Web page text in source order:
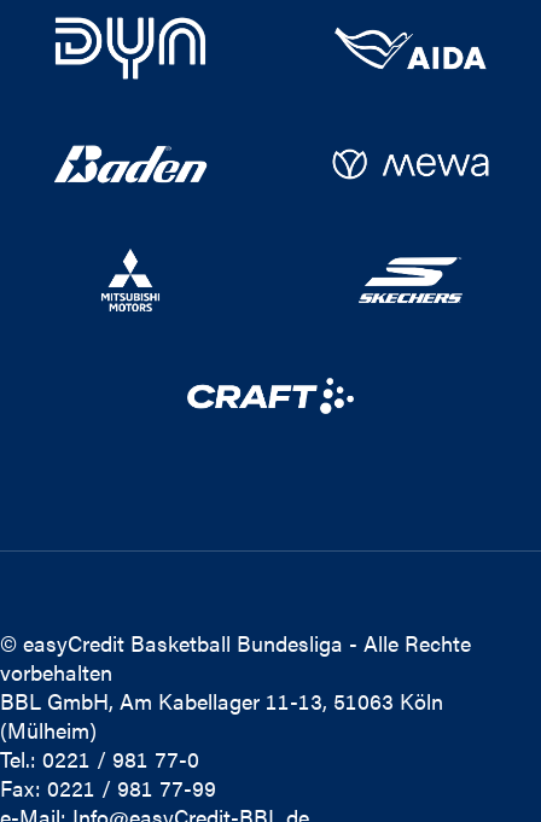
© easyCredit Basketball Bundesliga - Alle Rechte
vorbehalten
BBL GmbH, Am Kabellager 11-13, 51063 Köln
(Mülheim)
Tel.: 0221 / 981 77-0
Fax: 0221 / 981 77-99